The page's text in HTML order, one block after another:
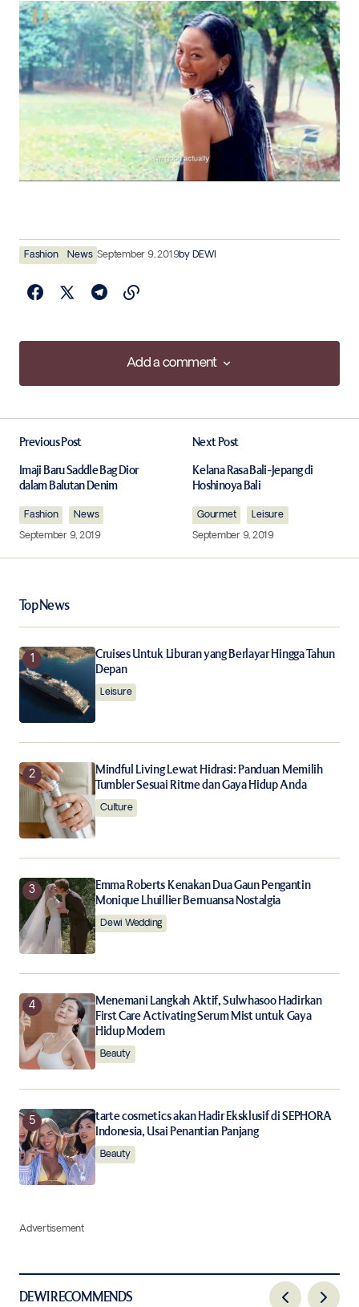
Fashion News September 9, 2019by DEWI
Add a comment
Add a comment
Required fields are marked*
Comment
Your E-mail*
Save my name, email, and website in this browser for
the next time I comment.
Notify me of follow-up comments by email.
Notify me of new posts by email.
Submit Comment
Previous Post
Imaji Baru Saddle Bag Dior
dalam Balutan Denim
Fashion
News
September 9, 2019
Next Post
Kelana Rasa Bali-Jepang di
Hoshinoya Bali
Gourmet
Leisure
September 9, 2019
Top News
Cruises Untuk Liburan yang Berlayar Hingga Tahun
Depan
Leisure
Mindful Living Lewat Hidrasi: Panduan Memilih
Tumbler Sesuai Ritme dan Gaya Hidup Anda
Culture
Emma Roberts Kenakan Dua Gaun Pengantin
Monique Lhuillier Bernuansa Nostalgia
Dewi Wedding
Menemani Langkah Aktif, Sulwhasoo Hadirkan
First Care Activating Serum Mist untuk Gaya
Hidup Modern
Beauty
tarte cosmetics akan Hadir Eksklusif di SEPHORA
Indonesia, Usai Penantian Panjang
Beauty
Advertisement
DEWI RECOMMENDS